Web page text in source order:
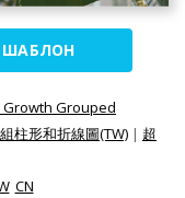
ШАБЛОН
Grouped
柱形和折線圖(TW) | 超
CN